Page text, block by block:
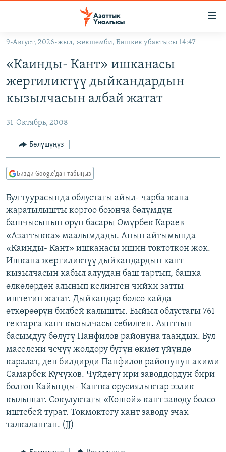
Навигацияга
өтүңүз
салыңыз
КЫРГЫЗСТАН
КЫРГЫЗСТАН
ЭКОНОМИКА
МАДАНИЯТ
ДҮЙНӨ
БОРБОР АЗИЯ
АТАЙЫН ИЛИКТӨӨ
ТВ ПРОГРАММАЛАР
ЭКСПЕРТТЕР ТАЛДАЙТ
БИЗ ЖАНА ДҮЙНӨ
ДАНИСТЕ
ЭЖЕ-СИҢДИЛЕР
АЗАТТЫК+
ЫҢГАЙСЫЗ СУРООЛОР
ӨЗГӨЧӨ ПИКИР
Русский
ОНЛАЙН ШЕРИНЕ
ЭЕ/АРнун бардык сайттары
9-Август, 2026-жыл, жекшемби, Бишкек убактысы 14:47
«Каинды- Кант» ишканасы
жергиликтүү дыйкандардын
кызылчасын албай жатат
31-Октябрь, 2008
Бөлүшүңүз
Бизди Google'дан табыңыз
Бул туурасында облустагы айыл- чарба жана
жаратылышты коргоо боюнча бөлүмдүн
башчысынын орун басары Өмүрбек Караев
«Азаттыкка» маалымдады. Анын айтымында
«Каинды- Кант» ишканасы ишин токтоткон жок.
Ишкана жергиликтүү дыйкандардын кант
кызылчасын кабыл алуудан баш тартып, башка
өлкөлөрдөн алынып келинген чийки затты
иштетип жатат. Дыйкандар болсо кайда
өткөрөөрүн билбей калышты. Быйыл облустагы 761
гектарга кант кызылчасы себилген. Аянттын
басымдуу бөлүгү Панфилов районуна таандык. Бул
маселени чечүү жолдору бүгүн өкмөт үйүндө
каралат, деп билдирди Панфилов районунун акими
Самарбек Күчүков. Чүйдөгү ири заводдордун бири
болгон Кайыңды- Кантка орусиялыктар ээлик
кылышат. Сокулуктагы «Кошой» кант заводу болсо
иштебей турат. Токмоктогу кант заводу эчак
талкаланган. (JJ)